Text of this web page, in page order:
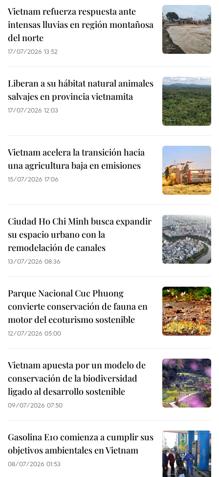
Vietnam refuerza respuesta ante
intensas lluvias en región montañosa
del norte
17/07/2026 13:52
Liberan a su hábitat natural animales
salvajes en provincia vietnamita
17/07/2026 12:03
Vietnam acelera la transición hacia
una agricultura baja en emisiones
15/07/2026 17:06
Ciudad Ho Chi Minh busca expandir
su espacio urbano con la
remodelación de canales
13/07/2026 08:36
Parque Nacional Cuc Phuong
convierte conservación de fauna en
motor del ecoturismo sostenible
12/07/2026 05:00
Vietnam apuesta por un modelo de
conservación de la biodiversidad
ligado al desarrollo sostenible
09/07/2026 07:50
Gasolina E10 comienza a cumplir sus
objetivos ambientales en Vietnam
08/07/2026 01:53